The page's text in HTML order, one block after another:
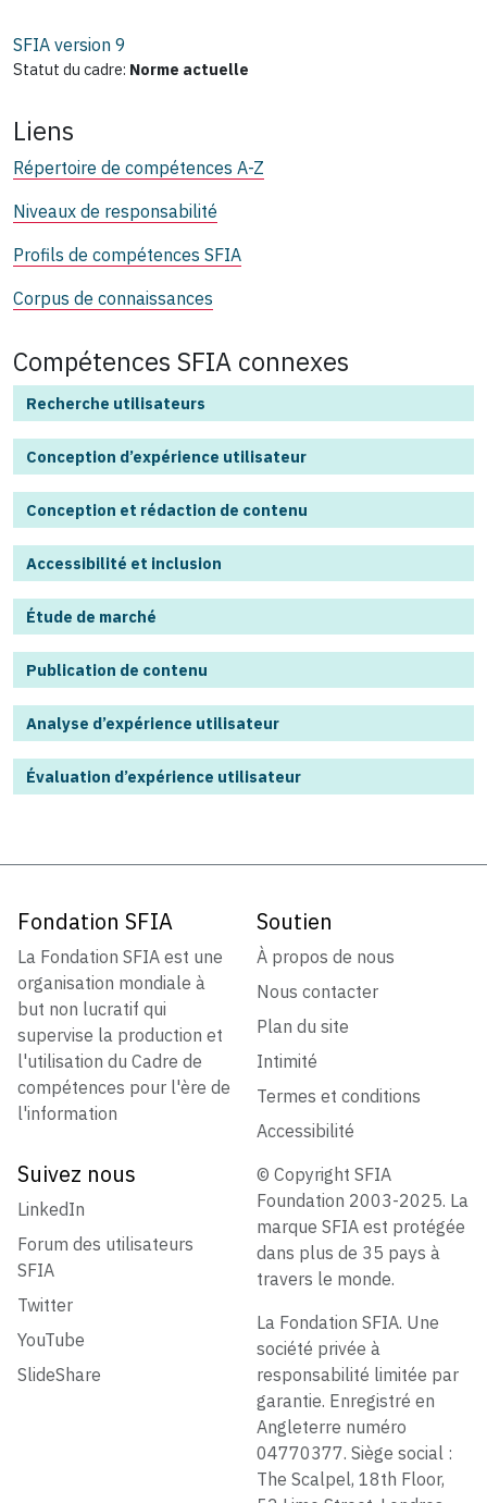
SFIA version 9
Statut du cadre: Norme actuelle
Liens
Répertoire de compétences A-Z
Niveaux de responsabilité
Profils de compétences SFIA
Corpus de connaissances
Compétences SFIA connexes
Recherche utilisateurs
Conception d’expérience utilisateur
Conception et rédaction de contenu
Accessibilité et inclusion
Étude de marché
Publication de contenu
Analyse d’expérience utilisateur
Évaluation d’expérience utilisateur
Fondation SFIA
La Fondation SFIA est une
organisation mondiale à
but non lucratif qui
supervise la production et
l'utilisation du Cadre de
compétences pour l'ère de
l'information
Soutien
À propos de nous
Nous contacter
Plan du site
Intimité
Termes et conditions
Accessibilité
Suivez nous
LinkedIn
Forum des utilisateurs
SFIA
Twitter
YouTube
SlideShare
© Copyright SFIA
Foundation 2003-2025. La
marque SFIA est protégée
dans plus de 35 pays à
travers le monde.
La Fondation SFIA. Une
société privée à
responsabilité limitée par
garantie. Enregistré en
Angleterre numéro
04770377. Siège social :
The Scalpel, 18th Floor,